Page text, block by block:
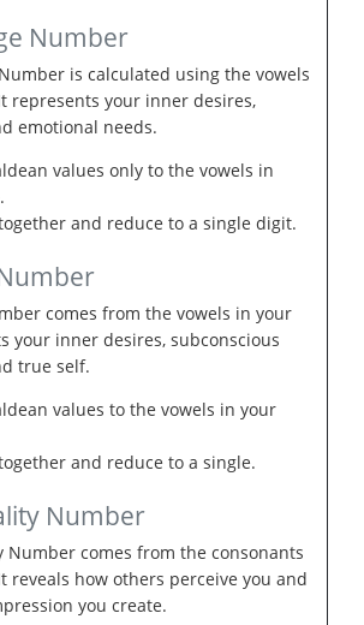
Number
is calculated using the vowels
represents your inner desires,
emotional needs.
values only to the vowels in
and reduce to a single digit.
comes from the vowels in your
your inner desires, subconscious
true self.
values to the vowels in your
and reduce to a single.
Number
Number comes from the consonants
reveals how others perceive you and
you create.